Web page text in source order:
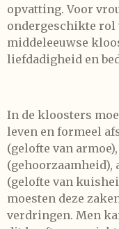
opvatting. Voor
ondergeschikte rol
middeleeuwse
liefdadigheid en
In de kloosters
leven en formeel
(gelofte van
(gehoorzaamheid),
(gelofte van
moesten deze
verdringen. Men